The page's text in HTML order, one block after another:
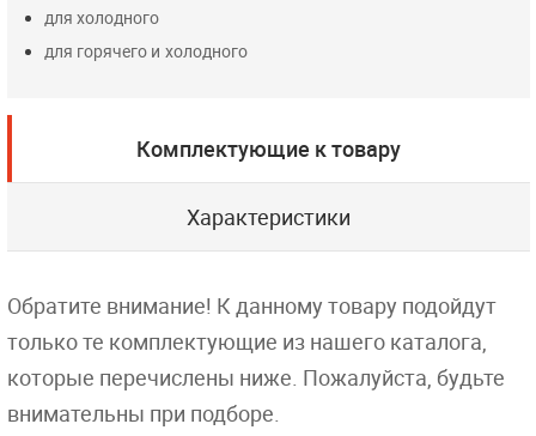
для холодного
для горячего и холодного
Комплектующие к товару
Характеристики
Обратите внимание! К данному товару подойдут
только те комплектующие из нашего каталога,
которые перечислены ниже. Пожалуйста, будьте
внимательны при подборе.